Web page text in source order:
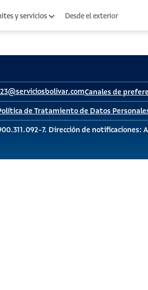
y servicios Desde el exterior
Canales de
de Tratamiento de Datos
7. Dirección de notificaciones: